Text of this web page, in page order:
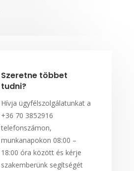
Szeretne többet
tudni?
Hívja ügyfélszolgálatunkat a
+36 70 3852916
telefonszámon,
munkanapokon 08:00 –
18:00 óra között és kérje
szakemberünk segítségét